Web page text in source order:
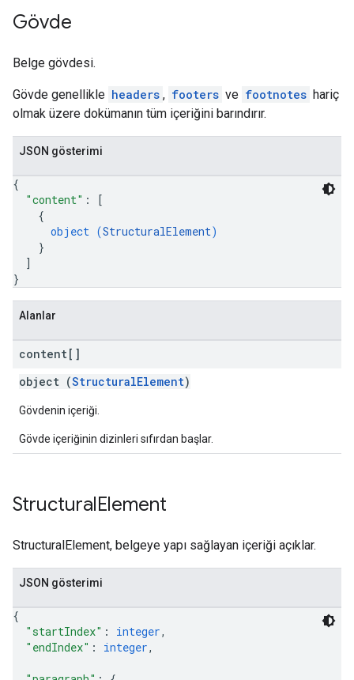
Gövde
Belge gövdesi.
Gövde genellikle headers , footers ve footnotes hariç
olmak üzere dokümanın tüm içeriğini barındırır.
JSON gösterimi
{
"content" :
[
{
object (StructuralElement)
}
]
}
Alanlar
content[]
object (StructuralElement)
Gövdenin içeriği.
Gövde içeriğinin dizinleri sıfırdan başlar.
StructuralElement
StructuralElement, belgeye yapı sağlayan içeriği açıklar.
JSON gösterimi
{
"startIndex" : integer,
"endIndex" : integer,